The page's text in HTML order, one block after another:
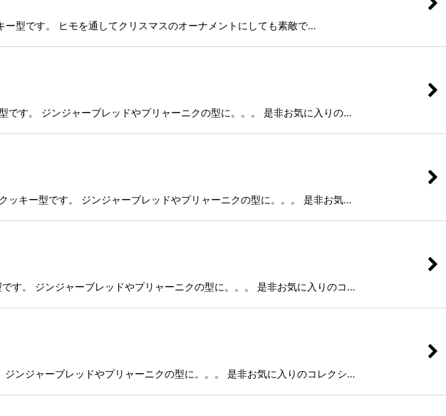
型です。 ヒモを通してクリスマスのオーナメントにしても素敵で…
す。 ジンジャーブレッドやプリャーニクの型に。。。 是非お気に入りの…
キー型です。 ジンジャーブレッドやプリャーニクの型に。。。 是非お気…
。 ジンジャーブレッドやプリャーニクの型に。。。 是非お気に入りのコ…
ンジャーブレッドやプリャーニクの型に。。。 是非お気に入りのコレクシ…